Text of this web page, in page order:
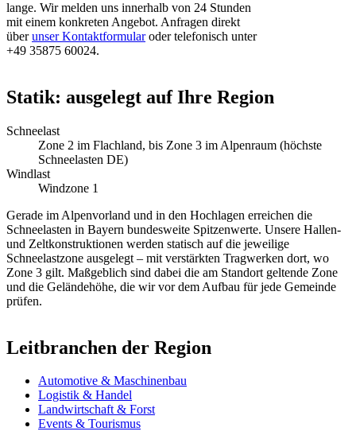
lange. Wir melden uns innerhalb von 24 Stunden
mit einem konkreten Angebot. Anfragen direkt
überunser Kontaktformularoder telefonisch unter
+49 35875 60024.
Statik: ausgelegt auf Ihre Region
Schneelast
Zone 2 im Flachland, bis Zone 3 im Alpenraum (höchste
Schneelasten DE)
Windlast
Windzone 1
Gerade im Alpenvorland und in den Hochlagen erreichen die
Schneelasten in Bayern bundesweite Spitzenwerte. Unsere Hallen-
und Zeltkonstruktionen werden statisch auf die jeweilige
Schneelastzone ausgelegt – mit verstärkten Tragwerken dort, wo
Zone 3 gilt. Maßgeblich sind dabei die am Standort geltende Zone
und die Geländehöhe, die wir vor dem Aufbau für jede Gemeinde
prüfen.
Leitbranchen der Region
Automotive & Maschinenbau
Logistik & Handel
Landwirtschaft & Forst
Events & Tourismus